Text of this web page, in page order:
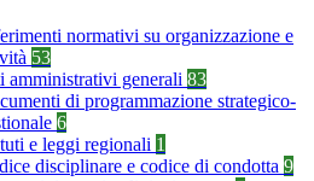
normativi su organizzazione e
53
amministrativi generali 83
di programmazione strategico-
6
e leggi regionali 1
disciplinare e codice di condotta 9